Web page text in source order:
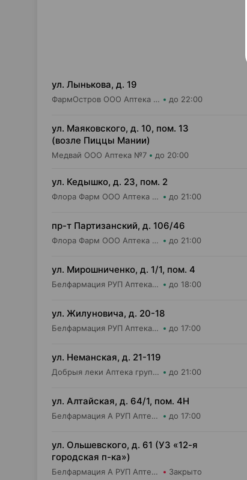
ул. Лынькова, д. 19
ФармОстров ООО Аптека №7 на Лынькова до 22:00
ул. Маяковского, д. 10, пом. 13
(возле Пиццы Мании)
Медвай ООО Аптека №7 до 20:00
ул. Кедышко, д. 23, пом. 2
Флора Фарм ООО Аптека №21 до 21:00
пр-т Партизанский, д. 106/46
Флора Фарм ООО Аптека №20 до 21:00
ул. Мирошниченко, д. 1/1, пом. 4
Белфармация РУП Аптека №75 до 18:00
ул. Жилуновича, д. 20-18
Белфармация РУП Аптека №21 до 17:00
ул. Неманская, д. 21-119
Добрыя леки Аптека групп Центр ООО Аптека №51 до 21:00
ул. Алтайская, д. 64/1, пом. 4Н
Белфармация А РУП Аптека №54 до 17:00
ул. Ольшевского, д. 61 (УЗ «12-я
городская п-ка»)
Белфармация А РУП Аптека №79 Закрыто